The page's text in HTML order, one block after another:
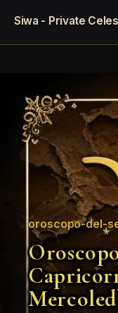
Siwa - Private
oroscopo-del-